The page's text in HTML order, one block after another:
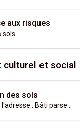
aux risques
sols
culturel et social
des sols